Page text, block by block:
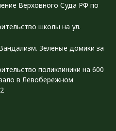
Верховного Суда РФ по
школы на ул.
Зелёные домики за
поликлиники на 600
в Левобережном